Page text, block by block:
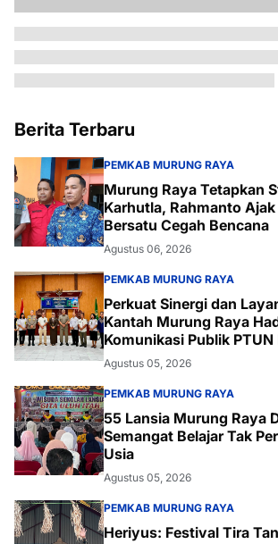
Berita Terbaru
PEMKAB MURUNG RAYA
Murung Raya Tetapkan
Karhutla, Rahmanto
Bersatu Cegah Bencana
Agustus 06, 2026
PEMKAB MURUNG RAYA
Perkuat Sinergi dan
Kantah Murung Raya
Komunikasi Publik PTUN
Agustus 05, 2026
PEMKAB MURUNG RAYA
55 Lansia Murung Raya
Semangat Belajar Tak
Usia
Agustus 05, 2026
PEMKAB MURUNG RAYA
Heriyus: Festival Tira